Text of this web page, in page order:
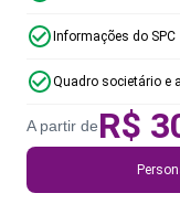
Informações do SPC
Quadro societário e
A partir deR$